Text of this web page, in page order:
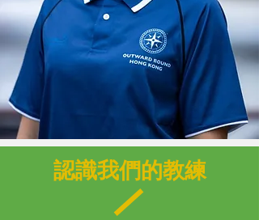
認識我們的教練